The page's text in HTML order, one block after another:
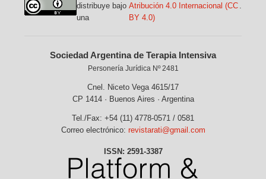
distribuye bajo
una
Atribución 4.0 Internacional (CC
BY 4.0)
.
Sociedad Argentina de Terapia Intensiva
Personería Jurídica Nº 2481
Cnel. Niceto Vega 4615/17
CP 1414 · Buenos Aires · Argentina
Tel./Fax: +54 (11) 4778-0571 / 0581
Correo electrónico: revistarati@gmail.com
ISSN: 2591-3387